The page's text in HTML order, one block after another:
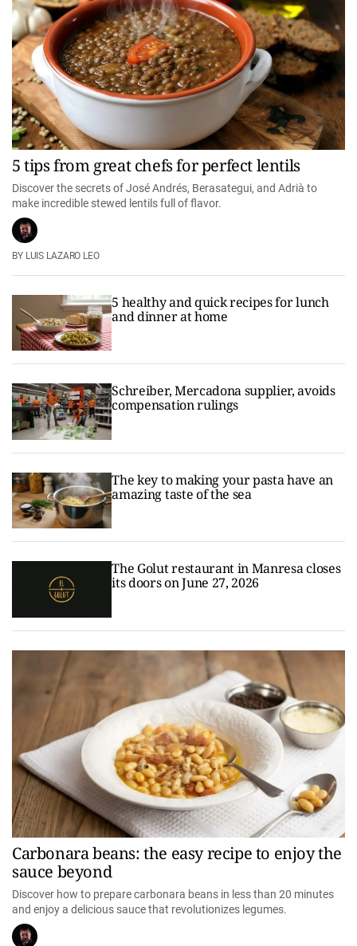
5 tips from great chefs for perfect lentils
Discover the secrets of José Andrés, Berasategui, and Adrià to
make incredible stewed lentils full of flavor.
LUIS LAZARO LEO
5 healthy and quick recipes for lunch
and dinner at home
Schreiber, Mercadona supplier, avoids
compensation rulings
The key to making your pasta have an
amazing taste of the sea
The Golut restaurant in Manresa closes
its doors on June 27, 2026
Carbonara beans: the easy recipe to enjoy the
sauce beyond
Discover how to prepare carbonara beans in less than 20 minutes
and enjoy a delicious sauce that revolutionizes legumes.